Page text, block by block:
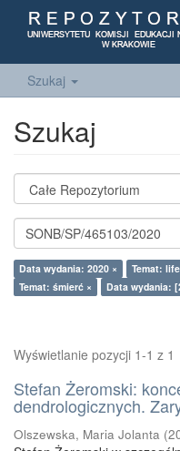
Szukaj
Szukaj
Data wydania: 2020 × Temat:
Temat: śmierć ×
Data wydania:
Wyświetlanie pozycji 1-1 z 1
Stefan Żeromski:
dendrologicznych.
Olszewska, Maria Jolanta (